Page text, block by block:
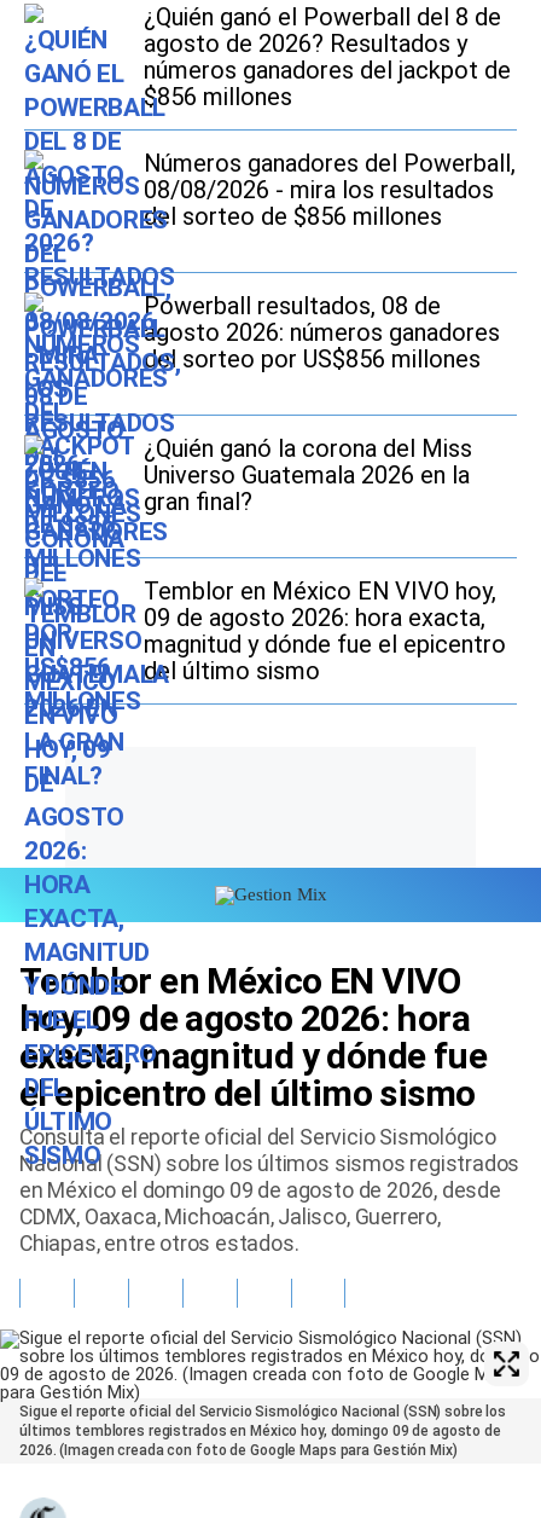
¿Quién ganó el Powerball del 8 de
agosto de 2026? Resultados y
números ganadores del jackpot de
$856 millones
Números ganadores del Powerball,
08/08/2026 - mira los resultados
del sorteo de $856 millones
Powerball resultados, 08 de
agosto 2026: números ganadores
del sorteo por US$856 millones
¿Quién ganó la corona del Miss
Universo Guatemala 2026 en la
gran final?
Temblor en México EN VIVO hoy,
09 de agosto 2026: hora exacta,
magnitud y dónde fue el epicentro
del último sismo